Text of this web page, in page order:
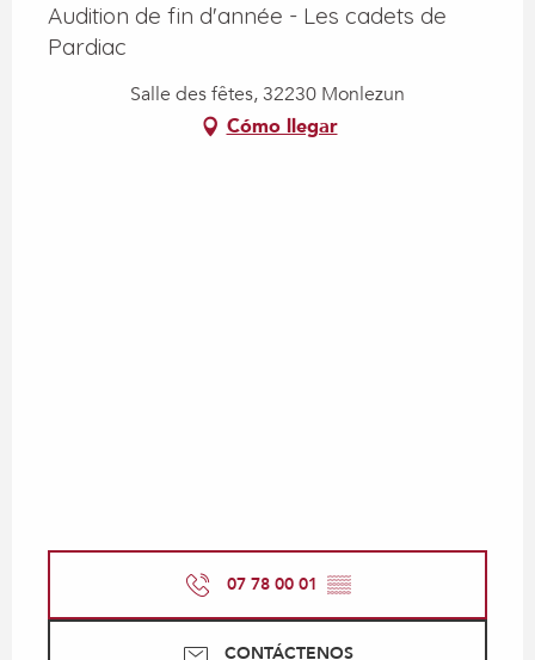
Audition de fin d'année - Les cadets de
Pardiac
Salle des fêtes, 32230 Monlezun
Cómo llegar
07 78 00 01 ▒▒
CONTÁCTENOS